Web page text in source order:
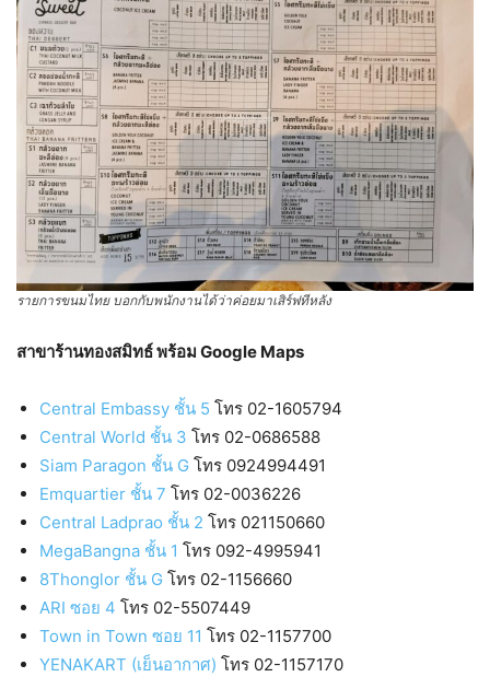
รายการขนมไทย บอกกับพนักงานได้ว่าค่อยมาเสิร์ฟทีหลัง
สาขาร้านทองสมิทธ์ พร้อม Google Maps
Central Embassy ชั้น 5 โทร 02-1605794
Central World ชั้น 3 โทร 02-0686588
Siam Paragon ชั้น G โทร 0924994491
Emquartier ชั้น 7 โทร 02-0036226
Central Ladprao ชั้น 2 โทร 021150660
MegaBangna ชั้น 1 โทร 092-4995941
8Thonglor ชั้น G โทร 02-1156660
ARI ซอย 4 โทร 02-5507449
Town in Town ซอย 11 โทร 02-1157700
YENAKART (เย็นอากาศ) โทร 02-1157170